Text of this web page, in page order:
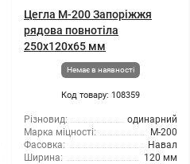
Цегла М-200 Запоріжжя
рядова повнотіла
250х120х65 мм
Немає в наявності
Код товару: 108359
Різновид:
одинарний
Марка міцності:
М-200
Фасовка:
Навал
Ширина:
120 мм